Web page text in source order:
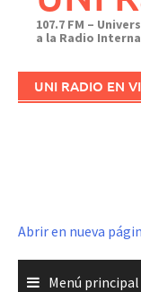
107.7 FM –
a la Radio
UNI RADIO EN
Abrir en nueva
Menú principal